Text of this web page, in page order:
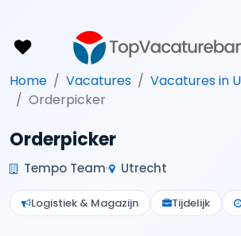
Home Vacatures
Vacatures in
Orderpicker
Orderpicker
Tempo Team Utrecht
Logistiek & Magazijn Tijdelijk